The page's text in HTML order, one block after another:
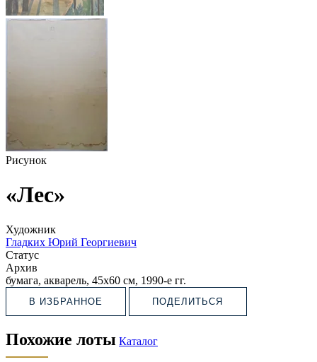
Рисунок
«Лес»
Художник
Гладких Юрий Георгиевич
Статус
Архив
бумага, акварель, 45х60 см, 1990-е гг.
В ИЗБРАННОЕ ПОДЕЛИТЬСЯ
Похожие лоты Каталог